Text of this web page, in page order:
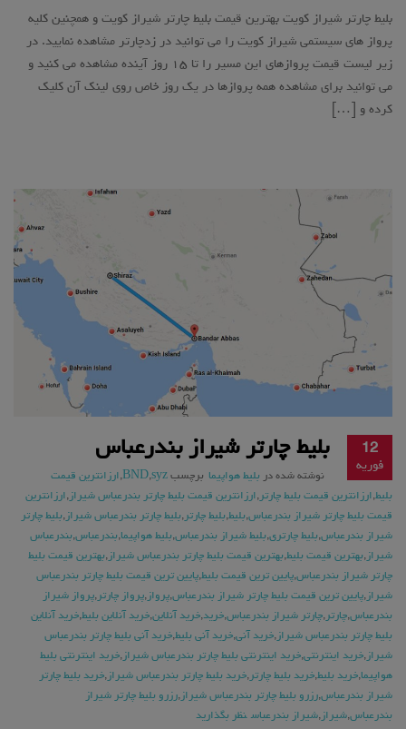
بلیط چارتر شیراز کویت بهترین قیمت بلیط چارتر شیراز کویت و همچنین کلیه
پرواز های سیستمی شیراز کویت را می توانید در زدچارتر مشاهده نمایید. در
زیر لیست قیمت پروازهای این مسیر را تا ۱۵ روز آینده مشاهده می کنید و
می توانید برای مشاهده همه پروازها در یک روز خاص روی لینک آن کلیک
کرده و […]
12
فوریه
بلیط چارتر شیراز بندرعباس
نوشته شده در بلیط هواپیما برچسب BND,syz
,ارزانترین قیمت
بلیط,ارزانترین قیمت بلیط چارتر ,ارزانترین قیمت بلیط چارتر بندرعباس شیراز ,ارزانترین
قیمت بلیط چارتر شیراز بندرعباس,بلیط,بلیط چارتر ,بلیط چارتر بندرعباس شیراز ,بلیط چارتر
شیراز بندرعباس,بلیط چارتری,بلیط شیراز بندرعباس,بلیط هواپیما,بندرعباس,بندرعباس
شیراز ,بهترین قیمت بلیط,بهترین قیمت بلیط چارتر بندرعباس شیراز ,بهترین قیمت بلیط
چارتر شیراز بندرعباس,پایین ترین قیمت بلیط,پایین ترین قیمت بلیط چارتر بندرعباس
شیراز ,پایین ترین قیمت بلیط چارتر شیراز بندرعباس,پرواز ,پرواز چارتر ,پرواز شیراز
بندرعباس,چارتر ,چارتر شیراز بندرعباس,خرید,خرید آنلاین,خرید آنلاین بلیط,خرید آنلاین
بلیط چارتر بندرعباس شیراز ,خرید آنی,خرید آنی بلیط,خرید آنی بلیط چارتر بندرعباس
شیراز ,خرید اینترنتی,خرید اینترنتی بلیط چارتر بندرعباس شیراز ,خرید اینترنتی بلیط
هواپیما,خرید بلیط,خرید بلیط چارتر ,خرید بلیط چارتر بندرعباس شیراز ,خرید بلیط چارتر
شیراز بندرعباس,رزرو بلیط چارتر بندرعباس شیراز ,رزرو بلیط چارتر شیراز
بندرعباس,شیراز ,شیراز بندرعباس نظر بگذارید